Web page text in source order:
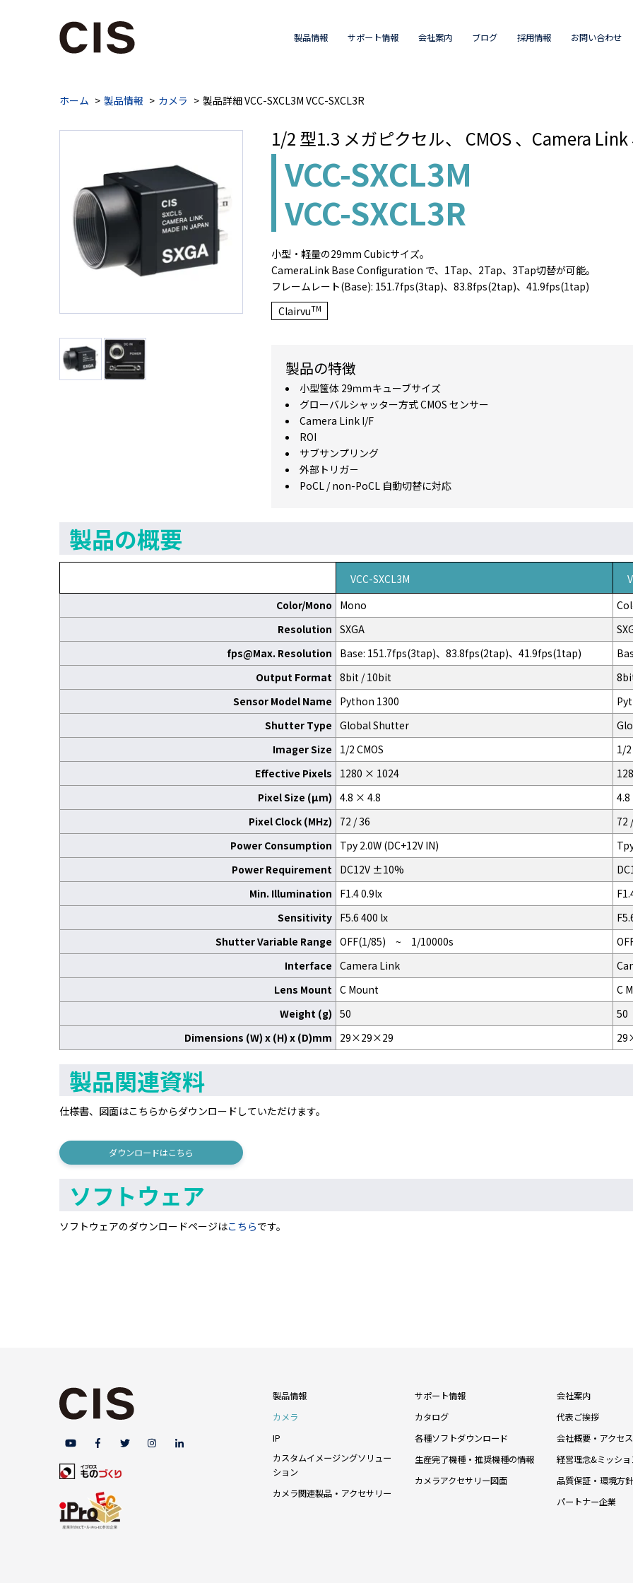
製品情報 サポート情報 会社案内 ブログ 採用情報 お問い合わせ
ホーム 製品情報 カメラ 製品詳細 VCC-SXCL3M VCC-SXCL3R
1/2 型1.3 メガピクセル、 CMOS 、Camera
VCC-SXCL3M
VCC-SXCL3R
小型・軽量の29mm Cubicサイズ。
CameraLink Base Configuration で、1Tap、2Tap、3Tap切替が可能。
フレームレート(Base): 151.7fps(3tap)、83.8fps(2tap)、41.9fps(1tap)
ClairvuTM
製品の特徴
小型筺体 29ｍｍキューブサイズ
グローバルシャッター方式 CMOS センサー
Camera Link I/F
ROI
サブサンプリング
外部トリガ－
PoCL / non-PoCL 自動切替に対応
製品の概要
VCC-SXCL3M
Color/Mono
Mono
Resolution SXGA
fps@Max. Resolution
Base: 151.7fps(3tap)、83.8fps(2tap)、41.9fps(1tap)
Output Format 8bit / 10bit
Sensor Model Name
Python 1300
Shutter Type Global Shutter
Imager Size
1/2 CMOS
1/2
Effective Pixels
1280 × 1024
Pixel Size (μm) 4.8 × 4.8
Pixel Clock (MHz)
72 / 36
72
Power Consumption
Tpy 2.0W (DC+12V IN)
Power Requirement
DC12V ±10%
Min. Illumination
F1.4 0.9lx
Sensitivity F5.6 400 lx
Shutter Variable Range OFF(1/85) ~ 1/10000s
Interface Camera Link
Lens Mount C Mount
C
Weight (g) 50
50
Dimensions (W) x (H) x (D)mm
29×29×29
製品関連資料
仕様書、図面はこちらからダウンロードしていただけます。
ダウンロードはこちら
ソフトウェア
ソフトウェアのダウンロードページはこちらです。
製品情報
カメラ
IP
カスタムイメージングソリュー
ション
カメラ関連製品・アクセサリー
サポート情報
カタログ
各種ソフトダウンロード
生産完了機種・推奨機種の情報
カメラアクセサリー図面
会社案内
代表ご挨拶
会社概要・アクセス
経営理念&ミッショ
品質保証・環境方針
パートナー企業